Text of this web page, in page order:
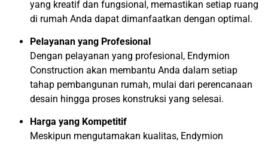
yang kreatif dan fungsional, memastikan setiap ruang
di rumah Anda dapat dimanfaatkan dengan optimal.
Pelayanan yang Profesional
Dengan pelayanan yang profesional, Endymion
Construction akan membantu Anda dalam setiap
tahap pembangunan rumah, mulai dari perencanaan
desain hingga proses konstruksi yang selesai.
Harga yang Kompetitif
Meskipun mengutamakan kualitas, Endymion